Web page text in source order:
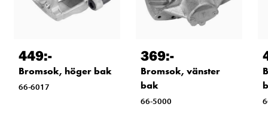
449:-
Bromsok, höger bak
66-6017
369:-
Bromsok, vänster
bak
66-5000